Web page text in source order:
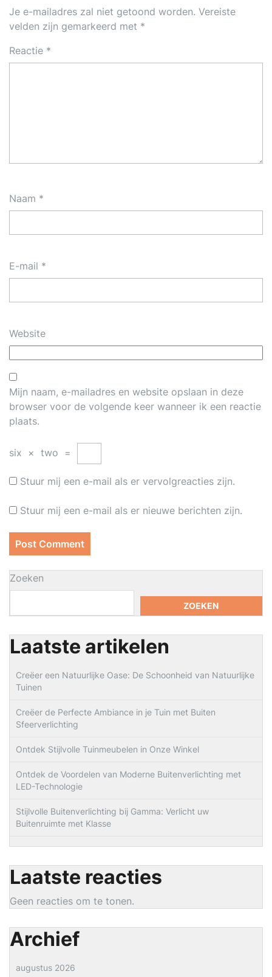
Je e-mailadres zal niet getoond worden. Vereiste
velden zijn gemarkeerd met *
Reactie *
Naam *
E-mail *
Website
Mijn naam, e-mailadres en website opslaan in deze
browser voor de volgende keer wanneer ik een reactie
plaats.
six × two =
Stuur mij een e-mail als er vervolgreacties zijn.
Stuur mij een e-mail als er nieuwe berichten zijn.
Zoeken
ZOEKEN
Laatste artikelen
Creëer een Natuurlijke Oase: De Schoonheid van Natuurlijke
Tuinen
Creëer de Perfecte Ambiance in je Tuin met Buiten
Sfeerverlichting
Ontdek Stijlvolle Tuinmeubelen in Onze Winkel
Ontdek de Voordelen van Moderne Buitenverlichting met
LED-Technologie
Stijlvolle Buitenverlichting bij Gamma: Verlicht uw
Buitenruimte met Klasse
Laatste reacties
Geen reacties om te tonen.
Archief
augustus 2026